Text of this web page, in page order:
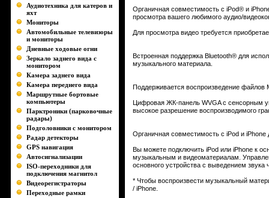
Аудиотехника для катеров и
яхт
Мониторы
Автомобильные телевизоры
и мониторы
Дневные ходовые огни
Зеркало заднего вида с
монитором
Камера заднего вида
Камера переднего вида
Маршрутные бортовые
компьютеры
Парктроники (парковочные
радары)
Подголовники с монитором
Радар детекторы
GPS навигация
Автосигнализации
ISO-переходники для
подключения магнитол
Видеорегистраторы
Переходные рамки
Органичная совместимость с iPod® и
просмотра вашего любимого аудио/
Для просмотра видео требуется
Встроенная поддержка Bluetooth® для
музыкального материала.
Поддерживается воспроизведение файлов
Цифровая ЖК-панель WVGA с сенсорным
высокое разрешение воспроизводимого
Органичная совместимость с iPod и iPhone
Вы можете подключить iPod или iPhone к
музыкальным и видеоматериалам.
основного устройства с выведением
* Чтобы воспроизвести музыкальный
/ iPhone.